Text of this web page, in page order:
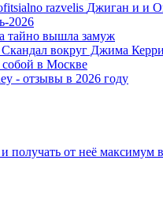
Джиган и и
2026
тайно вышла замуж
Скандал вокруг Джима Керри
в Москве
- отзывы в 2026 году
получать от неё максимум